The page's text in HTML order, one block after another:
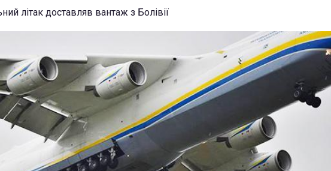
літак доставляв вантаж з Болівії